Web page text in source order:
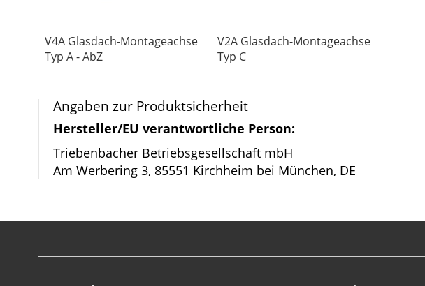
V4A Glasdach-Montageachse
Typ A - AbZ
V2A Glasdach-Montageachse
Typ C
Angaben zur Produktsicherheit
Hersteller/EU verantwortliche Person:
Triebenbacher Betriebsgesellschaft mbH
Am Werbering 3, 85551 Kirchheim bei München, DE